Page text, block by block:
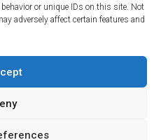
or unique IDs on this site. Not
adversely affect certain features and